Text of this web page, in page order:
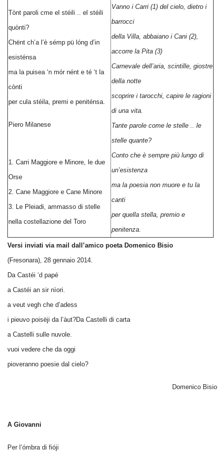
Tònt paroli cme el stéili .. el stéili
quònti?
Chënt ch’a l’è sémp pü lóng d’in
esisténsa
ma la puisea ‘n mór nént e té ‘t la
cònti
per cula stéila, premi e peniténsa.
Piero Milanese
1. Carri Maggiore e Minore, le due
Orse
2. Cane Maggiore e Cane Minore
3. Le Pleiadi, ammasso di stelle
nella costellazione del Toro
Vanno i Carri (1) del cielo, dietro i
barrocci
della Villa, abbaiano i Cani (2),
accorre la Pita (3)
Carnevale dell’aria, scintille, giostre
della notte
scoprire i tarocchi, capire le ragioni
di una vita.
Tante parole come le stelle .. le
stelle quante?
Conto che è sempre più lungo di
un’esistenza
ma la poesia non muore e tu la
canti
per quella stella, premio e
penitenza.
Versi inviati via mail dall’amico poeta Domenico Bisio
(Fresonara), 28 gennaio 2014.
Da Castéi ‘d papé
a Castéi an sir nìori.
a veut vegh che d’adess
i pieuvo poisëji da l’àut?Da Castelli di carta
a Castelli sulle nuvole.
vuoi vedere che da oggi
pioveranno poesie dal cielo?
Domenico Bisio
A Giovanni
Per l’ómbra di fióji